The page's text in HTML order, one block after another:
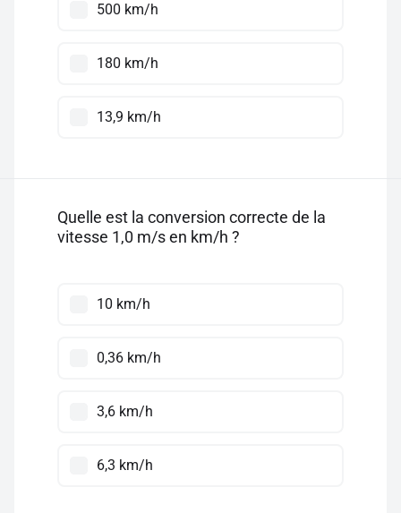
500 km/h
180 km/h
13,9 km/h
Quelle est la conversion correcte de la
vitesse 1,0 m/s en km/h ?
10 km/h
0,36 km/h
3,6 km/h
6,3 km/h